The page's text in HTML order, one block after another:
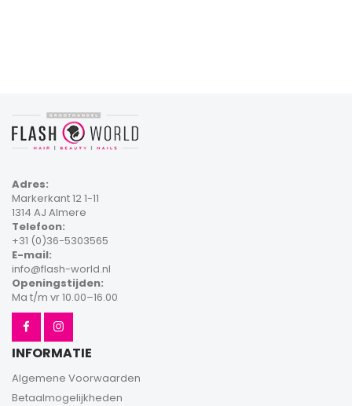
Adres:
Markerkant 12 1-11
1314 AJ Almere
Telefoon:
+31 (0)36-5303565
E-mail:
info@flash-world.nl
Openingstijden:
Ma t/m vr 10.00–16.00
INFORMATIE
Algemene Voorwaarden
Betaalmogelijkheden